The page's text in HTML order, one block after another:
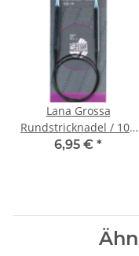
Lana Grossa
Rundstricknadel / 100
cm Messing | 5.00 mm
6,95 € *